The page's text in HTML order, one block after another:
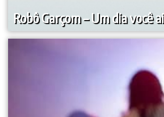
Robô Garçom – Um dia você